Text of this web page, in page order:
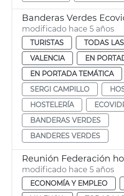
Banderas Verdes
modificado hace 5 años
TURISTAS
TODAS
VALENCIA
EN
EN PORTADA TEMÁTICA
SERGI CAMPILLO
HOSTELERÍA
BANDERAS VERDES
BANDERES VERDES
modificado hace 5 años
ECONOMÍA Y EMPLEO